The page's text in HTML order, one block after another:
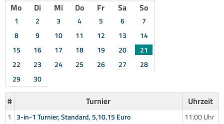
Mo
Di Mi Do Fr Sa So
1 2 3 4 5 6
7
8
9 10 11 12 13
14
15
16 17 18 19 20
21
22
23 24 25 26 27
28
29
30
# Turnier Uhrzeit
1 3-in-1 Turnier, Standard, 5,10,15 Euro
11:00 Uhr